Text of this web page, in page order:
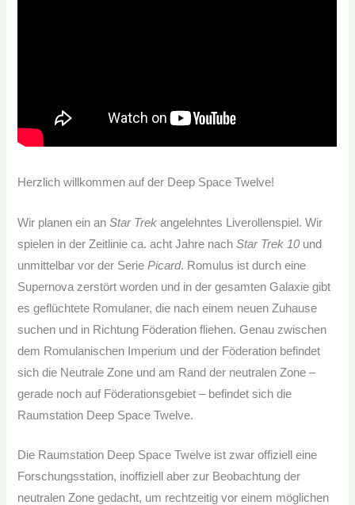
Herzlich willkommen auf der Deep Space Twelve!
Wir planen ein anStar Trek angelehntes Liverollenspiel. Wir
spielen in der Zeitlinie ca. acht Jahre nachStar Trek 10und
unmittelbar vor der SeriePicard. Romulus ist durch eine
Supernova zerstört worden und in der gesamten Galaxie gibt
es geflüchtete Romulaner, die nach einem neuen Zuhause
suchen und in Richtung Föderation fliehen. Genau zwischen
dem Romulanischen Imperium und der Föderation befindet
sich die Neutrale Zone und am Rand der neutralen Zone –
gerade noch auf Föderationsgebiet – befindet sich die
Raumstation Deep Space Twelve.
Die Raumstation Deep Space Twelve ist zwar offiziell eine
Forschungsstation, inoffiziell aber zur Beobachtung der
neutralen Zone gedacht, um rechtzeitig vor einem möglichen